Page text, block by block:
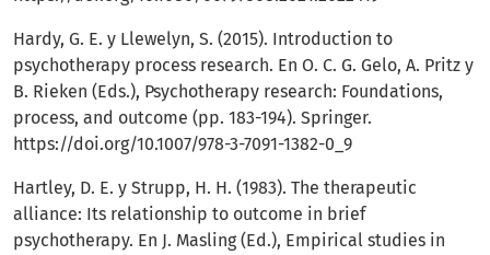
Hardy, G. E. y Llewelyn, S. (2015). Introduction to
psychotherapy process research. En O. C. G. Gelo, A. Pritz y
B. Rieken (Eds.), Psychotherapy research: Foundations,
process, and outcome (pp. 183-194). Springer.
https://doi.org/10.1007/978-3-7091-1382-0_9
Hartley, D. E. y Strupp, H. H. (1983). The therapeutic
alliance: Its relationship to outcome in brief
psychotherapy. En J. Masling (Ed.), Empirical studies in